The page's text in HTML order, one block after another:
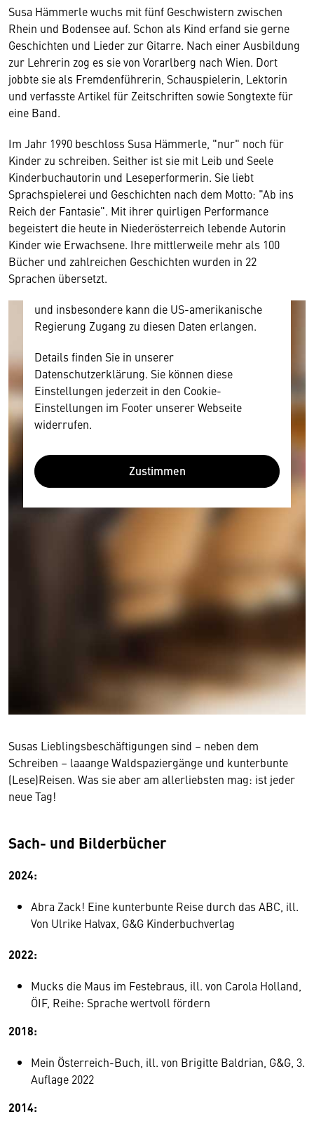
Susa Hämmerle wuchs mit fünf Geschwistern zwischen
Rhein und Bodensee auf. Schon als Kind erfand sie gerne
Geschichten und Lieder zur Gitarre. Nach einer Ausbildung
zur Lehrerin zog es sie von Vorarlberg nach Wien. Dort
jobbte sie als Fremdenführerin, Schauspielerin, Lektorin
und verfasste Artikel für Zeitschriften sowie Songtexte für
eine Band.
Im Jahr 1990 beschloss Susa Hämmerle, "nur" noch für
Kinder zu schreiben. Seither ist sie mit Leib und Seele
Kinderbuchautorin und Leseperformerin. Sie liebt
Sprachspielerei und Geschichten nach dem Motto: "Ab ins
Reich der Fantasie". Mit ihrer quirligen Performance
begeistert die heute in Niederösterreich lebende Autorin
Kinder wie Erwachsene. Ihre mittlerweile mehr als 100
Bücher und zahlreichen Geschichten wurden in 22
Sprachen übersetzt.
Wir benötigen Ihre Zustimmung
Hier würden wir Ihnen gerne einen externen
Inhalt anzeigen. Dafür benötigen wir allerdings
Ihre Zustimmung, da Ihr Browser
personenbezogene technische Daten zu Geräten
und Nutzerverhalten mitunter mit US-
amerikanischen Anbietern austauscht.
Diese Daten unterliegen keinem dem EU-
und insbesondere kann die US-amerikanische
Regierung Zugang zu diesen Daten erlangen.
Details finden Sie in unserer
Datenschutzerklärung. Sie können diese
Einstellungen jederzeit in den Cookie-
Einstellungen im Footer unserer Webseite
widerrufen.
Zustimmen
Susas Lieblingsbeschäftigungen sind – neben dem
Schreiben – laaange Waldspaziergänge und kunterbunte
(Lese)Reisen. Was sie aber am allerliebsten mag: ist jeder
neue Tag!
Sach- und Bilderbücher
2024:
Abra Zack! Eine kunterbunte Reise durch das ABC, ill.
Von Ulrike Halvax, G&G Kinderbuchverlag
2022:
Mucks die Maus im Festebraus, ill. von Carola Holland,
ÖIF, Reihe: Sprache wertvoll fördern
2018:
Mein Österreich-Buch, ill. von Brigitte Baldrian, G&G, 3.
Auflage 2022
2014: